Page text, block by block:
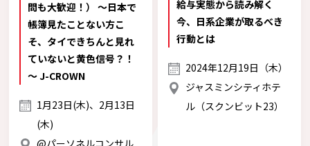
問も大歓迎！） 〜日本で
帳簿見たことない方こ
そ、タイできちんと見れ
ていないと黄色信号？！
～ J-CROWN
1月23日(木)、2月13日
(木)
@パーソネルコンサル
給与実態から読み解く
今、日系企業が取るべき
行動とは
2024年12月19日（木）
ジャスミンシティホテ
ル（スクンビット23）